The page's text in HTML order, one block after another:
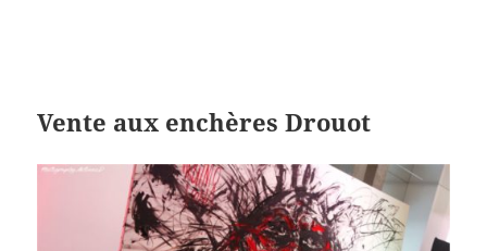
Vente aux enchères Drouot